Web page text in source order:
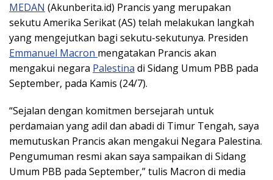
MEDAN (Akunberita.id) Prancis yang merupakan
sekutu Amerika Serikat (AS) telah melakukan langkah
yang mengejutkan bagi sekutu-sekutunya. Presiden
Emmanuel Macron mengatakan Prancis akan
mengakui negara Palestina di Sidang Umum PBB pada
September, pada Kamis (24/7).
“Sejalan dengan komitmen bersejarah untuk
perdamaian yang adil dan abadi di Timur Tengah, saya
memutuskan Prancis akan mengakui Negara Palestina.
Pengumuman resmi akan saya sampaikan di Sidang
Umum PBB pada September,” tulis Macron di media